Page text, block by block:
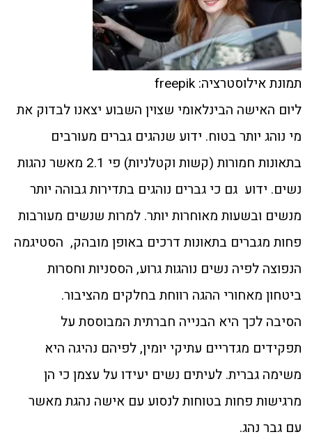
תמונת אילוסטרציה: freepik
ליום האישה הבינלאומי שצוין השבוע יצאנו לבדוק את
מי נוהג יותר בטוח. ידוע שנהגים גברים מעורבים
בתאונות חמורות (קשות וקטלניות) פי 2.1 מאשר נהגות
נשים. ידוע גם כי גברים נוהגים בתדירות גבוהה יותר
מנשים ובשעות מאוחרות יותר. למרות שנשים מעורבות
פחות מגברים בתאונות דרכים באופן מובהק, הסטיגמה
הנפוצה לפיה נשים נוהגות גרוע, הססניות וחסרות
ביטחון מאחורי ההגה רווחת בחלקים מהציבור.
הסיבה לכך היא הבנייה חברתית המבוססת על
תפקידים מגדריים עתיקי יומין, לפיהם נהיגה היא
משימה גברית. לעיתים נשים יעידו על עצמן כי הן
מרגישות פחות בטוחות לנסוע עם אישה נהגת מאשר
עם גבר נהג.